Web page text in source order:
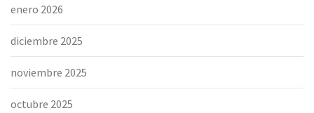
enero 2026
diciembre 2025
noviembre 2025
octubre 2025